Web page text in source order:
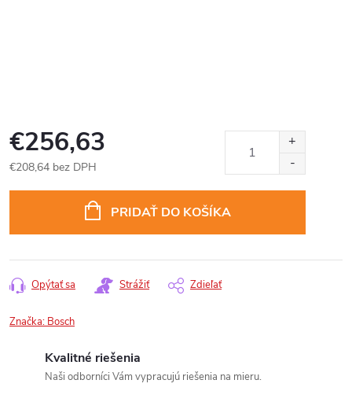
€256,63
€208,64 bez DPH
PRIDAŤ DO KOŠÍKA
Opýtať sa Strážiť Zdieľať
Značka: Bosch
Kvalitné riešenia
Naši odborníci Vám vypracujú riešenia na mieru.